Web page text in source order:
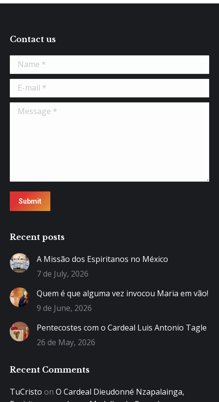
Contact us
Name *
E-mail *
Message *
Submit
Recent posts
A Missão dos Espiritanos no México
7 de July, 2026
Quem é que alguma vez invocou Maria em vão!
9 de June, 2026
Pentecostes com o Cardeal Luis Antonio Tagle
26 de May, 2026
Recent Comments
TuCristo on O Cardeal Dieudonné Nzapalainga,